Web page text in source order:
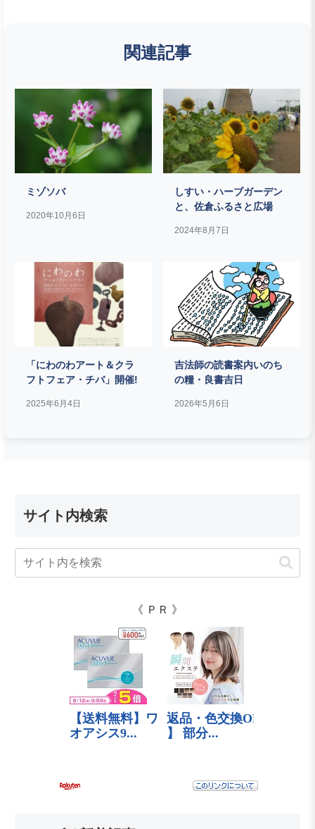
関連記事
ミゾソバ
2020年10月6日
しすい・ハーブガーデン
と、佐倉ふるさと広場
2024年8月7日
「にわのわアート＆クラ
フトフェア・チバ」開催!
2025年6月4日
吉法師の読書案内いのち
の糧・良書吉日
2026年5月6日
サイト内検索
《 ＰＲ 》